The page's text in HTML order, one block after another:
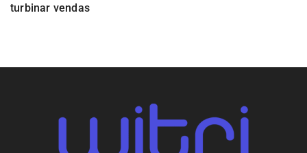
turbinar vendas